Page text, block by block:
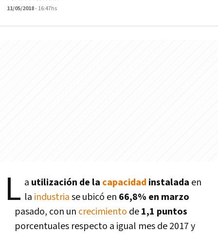
11/05/2018- 16:47hs
L a utilización de la capacidad instalada en
la industriase ubicó en 66,8% en marzo
pasado, con un crecimiento de1,1 puntos
porcentuales respecto a igual mes de 2017 y